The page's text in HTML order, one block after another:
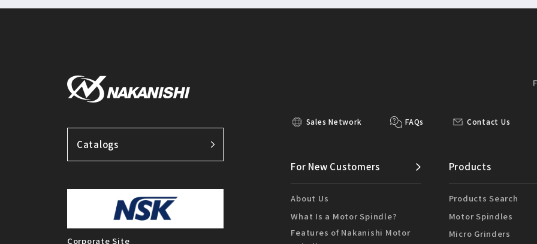
Catalogs
Corporate Site
Sales Network FAQs Contact Us
For New Customers
About Us
What Is a Motor Spindle?
Features of Nakanishi Motor
Products
Products Search
Motor Spindles
Micro Grinders